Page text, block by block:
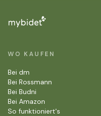
WO KAUFEN
Bei dm
Bei Rossmann
Bei Budni
Bei Amazon
So funktioniert's